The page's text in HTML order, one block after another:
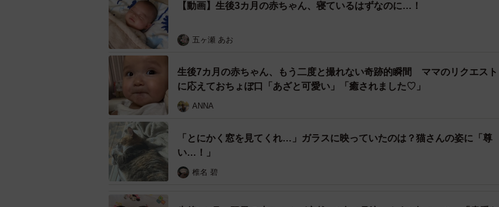
【動画】生後3カ月の赤ちゃん、寝ているはずなのに…！
五ヶ瀬 あお
生後7カ月の赤ちゃん、もう二度と撮れない奇跡的瞬間 ママのリクエスト
に応えておちょぼ口「あざと可愛い」「癒されました♡」
ANNA
「とにかく窓を見てくれ…」ガラスに映っていたのは？猫さんの姿に「尊
い…！」
椎名 碧